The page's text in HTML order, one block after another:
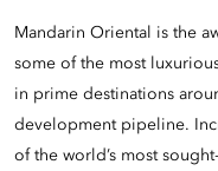
Mandarin Oriental is the
some of the most
in prime destinations
development pipeline.
of the world’s most